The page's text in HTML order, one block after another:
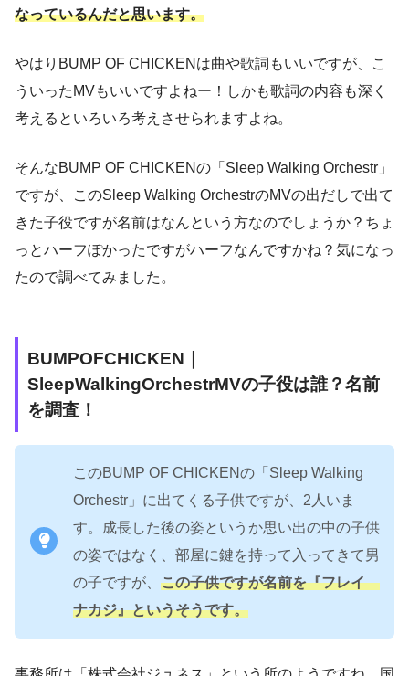
なっているんだと思います。
やはりBUMP OF CHICKENは曲や歌詞もいいですが、こ
ういったMVもいいですよねー！しかも歌詞の内容も深く
考えるといろいろ考えさせられますよね。
そんなBUMP OF CHICKENの「Sleep Walking Orchestr」
ですが、このSleep Walking OrchestrのMVの出だしで出て
きた子役ですが名前はなんという方なのでしょうか？ちょ
っとハーフぽかったですがハーフなんですかね？気になっ
たので調べてみました。
BUMPOFCHICKEN｜
SleepWalkingOrchestrMVの子役は誰？名前
を調査！
このBUMP OF CHICKENの「Sleep Walking
Orchestr」に出てくる子供ですが、2人いま
す。成長した後の姿というか思い出の中の子供
の姿ではなく、部屋に鍵を持って入ってきて男
の子ですが、 この子供ですが名前を『フレイ
ナカジ』というそうです。